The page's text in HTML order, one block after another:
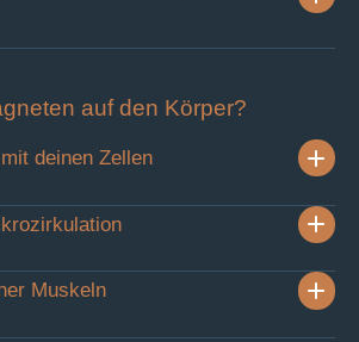
auf den Körper?
deinen Zellen
Muskeln